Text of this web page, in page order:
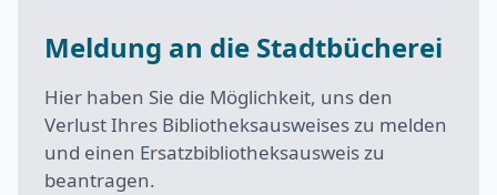
Meldung an die Stadtbücherei
Hier haben Sie die Möglichkeit, uns den
Verlust Ihres Bibliotheksausweises zu melden
und einen Ersatzbibliotheksausweis zu
beantragen.